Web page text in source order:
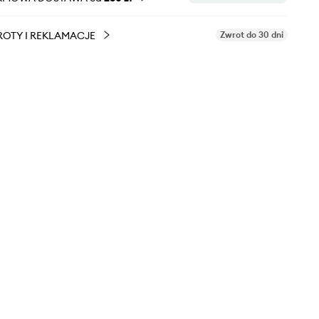
I REKLAMACJE Zwrot do 30 dni